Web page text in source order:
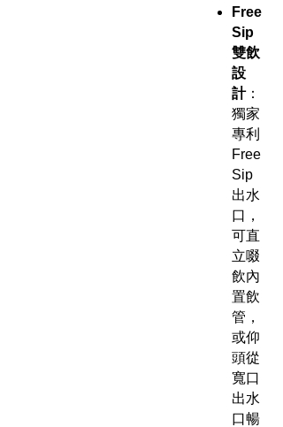
Free
Sip
雙飲
設
計：
獨家
專利
Free
Sip
出水
口，
可直
立啜
飲內
置飲
管，
或仰
頭從
寬口
出水
口暢